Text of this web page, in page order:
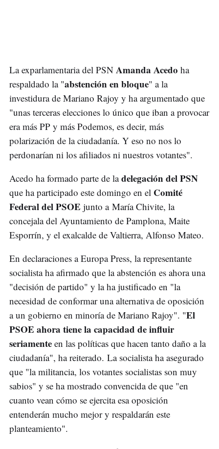
La exparlamentaria del PSN Amanda Acedo ha
respaldado la "abstención en bloque" a la
investidura de Mariano Rajoy y ha argumentado que
"unas terceras elecciones lo único que iban a provocar
era más PP y más Podemos, es decir, más
polarización de la ciudadanía. Y eso no nos lo
perdonarían ni los afiliados ni nuestros votantes".
Acedo ha formado parte de ladelegación del PSN
que ha participado este domingo en el Comité
Federal del PSOE junto a María Chivite, la
concejala del Ayuntamiento de Pamplona, Maite
Esporrín, y el exalcalde de Valtierra, Alfonso Mateo.
En declaraciones a Europa Press, la representante
socialista ha afirmado que la abstención es ahora una
"decisión de partido" y la ha justificado en "la
necesidad de conformar una alternativa de oposición
a un gobierno en minoría de Mariano Rajoy". "El
PSOE ahora tiene la capacidad de influir
seriamente en las políticas que hacen tanto daño a la
ciudadanía", ha reiterado. La socialista ha asegurado
que "la militancia, los votantes socialistas son muy
sabios" y se ha mostrado convencida de que "en
cuanto vean cómo se ejercita esa oposición
entenderán mucho mejor y respaldarán este
planteamiento".